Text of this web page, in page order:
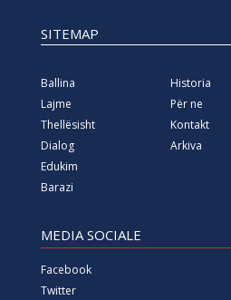
SITEMAP
Ballina
Lajme
Thellësisht
Dialog
Edukim
Barazi
Historia
Për ne
Kontakt
Arkiva
MEDIA SOCIALE
Facebook
Twitter